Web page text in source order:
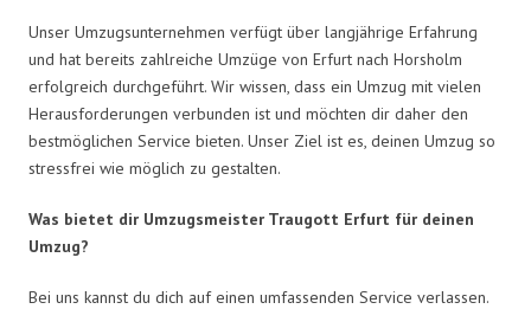
Unser Umzugsunternehmen verfügt über langjährige Erfahrung
und hat bereits zahlreiche Umzüge von Erfurt nach Horsholm
erfolgreich durchgeführt. Wir wissen, dass ein Umzug mit vielen
Herausforderungen verbunden ist und möchten dir daher den
bestmöglichen Service bieten. Unser Ziel ist es, deinen Umzug so
stressfrei wie möglich zu gestalten.
Was bietet dir Umzugsmeister Traugott Erfurt für deinen
Umzug?
Bei uns kannst du dich auf einen umfassenden Service verlassen.